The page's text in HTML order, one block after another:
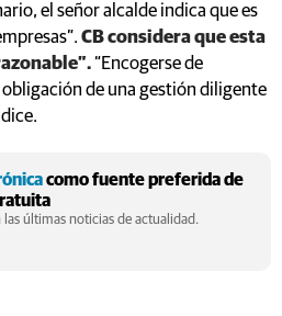
el señor alcalde indica que es
CB considera que esta
“Encogerse de
de una gestión diligente
como fuente preferida de
últimas noticias de actualidad.